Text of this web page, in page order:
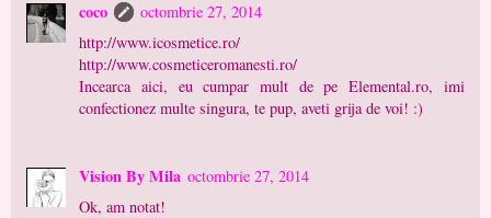
coco
octombrie 27, 2014
http://www.icosmetice.ro/
http://www.cosmeticeromanesti.ro/
Incearca aici, eu cumpar mult de pe Elemental.ro, imi
confectionez multe singura, te pup, aveti grija de voi! :)
Vision By Mila octombrie 27, 2014
Ok, am notat!